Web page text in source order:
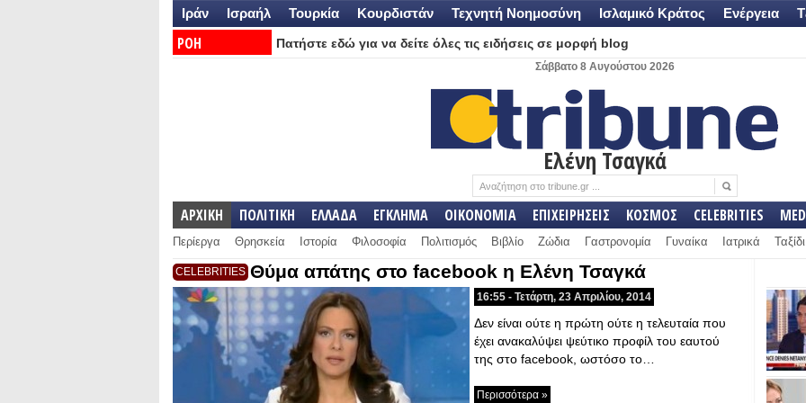
Ιράν Ισραήλ Τουρκία Κουρδιστάν Τεχνητή Νοημοσύνη Ισλαμικό Κράτος Ενέργεια
ΡΟΗ
Πατήστε εδώ για να δείτε όλες τις ειδήσεις σε μορφή blog
Σάββατο 8 Αυγούστου 2026
Ελένη Τσαγκά
ΑΡΧΙΚΗ ΠΟΛΙΤΙΚΗ ΕΛΛΑΔΑ ΕΓΚΛΗΜΑ ΟΙΚΟΝΟΜΙΑ ΕΠΙΧΕΙΡΗΣΕΙΣ ΚΟΣΜΟΣ CELEBRITIES
Περίεργα Θρησκεία Ιστορία Φιλοσοφία Πολιτισμός Βιβλίο Ζώδια Γαστρονομία Γυναίκα Ιατρικά Ταξίδι
CELEBRITIES Θύμα απάτης στο facebook η Ελένη Τσαγκά
16:55 - Τετάρτη, 23 Απριλίου, 2014
Δεν είναι ούτε η πρώτη ούτε η τελευταία που
έχει ανακαλύψει ψεύτικο προφίλ του εαυτού
της στο facebook, ωστόσο το…
Περισσότερα »